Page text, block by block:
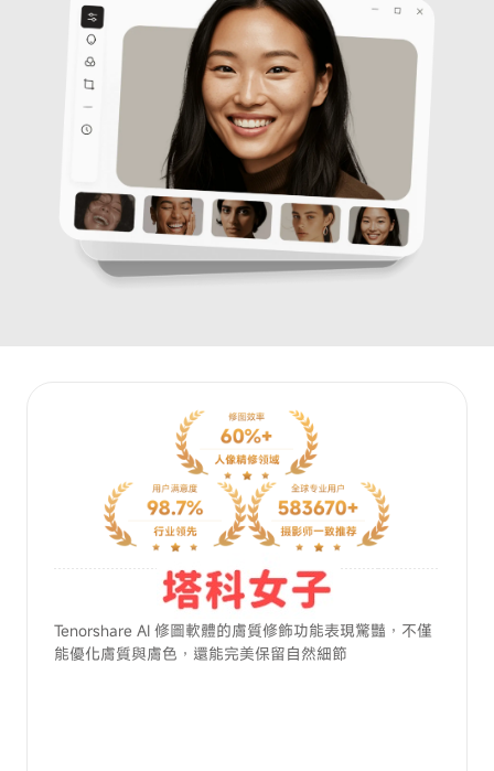
Tenorshare AI 修圖軟體的膚質修飾功能表現驚豔，不僅
能優化膚質與膚色，還能完美保留自然細節